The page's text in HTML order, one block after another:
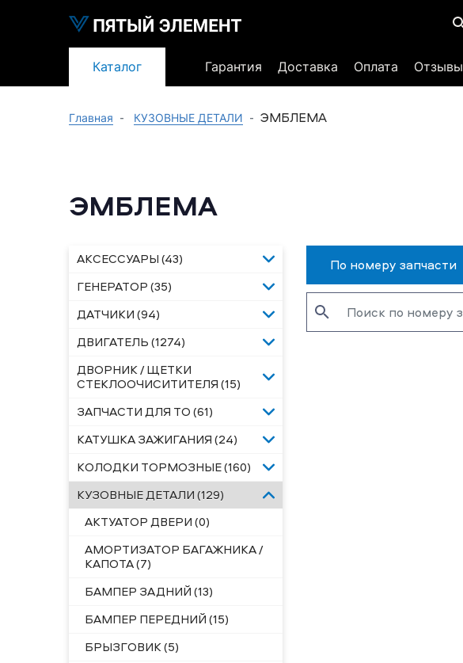
Каталог Гарантия Доставка Оплата Отзывы
Главная КУЗОВНЫЕ ДЕТАЛИ ЭМБЛЕМА
ЭМБЛЕМА
АКСЕССУАРЫ (43)
ГЕНЕРАТОР (35)
ДАТЧИКИ (94)
ДВИГАТЕЛЬ (1274)
ДВОРНИК / ЩЕТКИ
СТЕКЛООЧИСИТИТЕЛЯ (15)
ЗАПЧАСТИ ДЛЯ ТО (61)
КАТУШКА ЗАЖИГАНИЯ (24)
КОЛОДКИ ТОРМОЗНЫЕ (160)
КУЗОВНЫЕ ДЕТАЛИ (129)
АКТУАТОР ДВЕРИ (0)
АМОРТИЗАТОР БАГАЖНИКА /
КАПОТА (7)
БАМПЕР ЗАДНИЙ (13)
БАМПЕР ПЕРЕДНИЙ (15)
БРЫЗГОВИК (5)
По номеру запчасти